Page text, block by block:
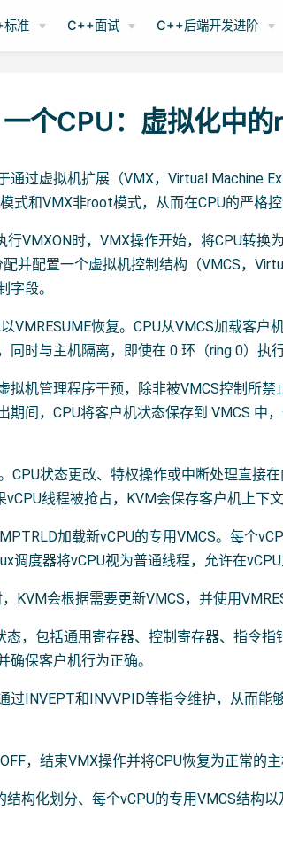
准 C++面试 C++后端开发进阶
个CPU：虚拟化中
通过虚拟机扩展（VMX，Virtual Machine
式和VMX非root模式，从而在CPU的严格
行VMXON时，VMX操作开始，将CPU转换
配并配置一个虚拟机控制结构（VMCS，
字段。
VMRESUME恢复。CPU从VMCS加载客
时与主机隔离，即使在 0 环（ring 0）执
拟机管理程序干预，除非被VMCS控制所
期间，CPU将客户机状态保存到 VMCS 中
CPU状态更改、特权操作或中断处理直接
线程被抢占，KVM会保存客户机上下
加载新vCPU的专用VMCS。每个
调度器将vCPU视为普通线程，允许在
KVM会根据需要更新VMCS，并使用
态，包括通用寄存器、控制寄存器、指令
保客户机行为正确。
过INVEPT和INVVPID等指令维护，从而
，结束VMX操作并将CPU恢复为正常的主
构化划分、每个vCPU的专用VMCS结构